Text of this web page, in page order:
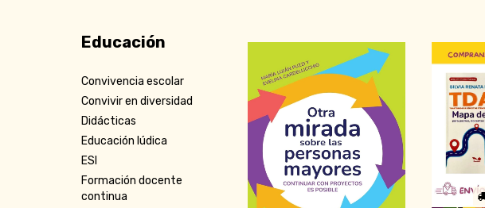
Educación
Convivencia escolar
Convivir en diversidad
Didácticas
Educación lúdica
ESI
Formación docente
continua